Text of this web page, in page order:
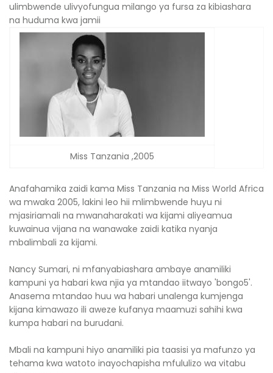
ulimbwende ulivyofungua milango ya fursa za kibiashara
na huduma kwa jamii
Miss Tanzania ,2005
Anafahamika zaidi kama Miss Tanzania na Miss World Africa
wa mwaka 2005, lakini leo hii mlimbwende huyu ni
mjasiriamali na mwanaharakati wa kijami aliyeamua
kuwainua vijana na wanawake zaidi katika nyanja
mbalimbali za kijami.
Nancy Sumari, ni mfanyabiashara ambaye anamiliki
kampuni ya habari kwa njia ya mtandao iitwayo 'bongo5'.
Anasema mtandao huu wa habari unalenga kumjenga
kijana kimawazo ili aweze kufanya maamuzi sahihi kwa
kumpa habari na burudani.
Mbali na kampuni hiyo anamiliki pia taasisi ya mafunzo ya
tehama kwa watoto inayochapisha mfululizo wa vitabu